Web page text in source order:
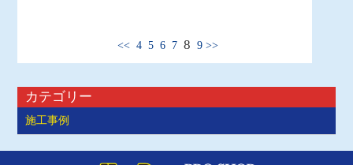
<< 4 5 6 7 8 9 >>
カテゴリー
施工事例